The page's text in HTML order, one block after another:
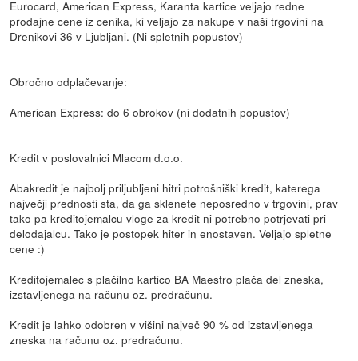
Eurocard, American Express, Karanta kartice veljajo redne
prodajne cene iz cenika, ki veljajo za nakupe v naši trgovini na
Drenikovi 36 v Ljubljani. (Ni spletnih popustov)
Obročno odplačevanje:
American Express: do 6 obrokov (ni dodatnih popustov)
Kredit v poslovalnici Mlacom d.o.o.
Abakredit je najbolj priljubljeni hitri potrošniški kredit, katerega
največji prednosti sta, da ga sklenete neposredno v trgovini, prav
tako pa kreditojemalcu vloge za kredit ni potrebno potrjevati pri
delodajalcu. Tako je postopek hiter in enostaven. Veljajo spletne
cene :)
Kreditojemalec s plačilno kartico BA Maestro plača del zneska,
izstavljenega na računu oz. predračunu.
Kredit je lahko odobren v višini največ 90 % od izstavljenega
zneska na računu oz. predračunu.